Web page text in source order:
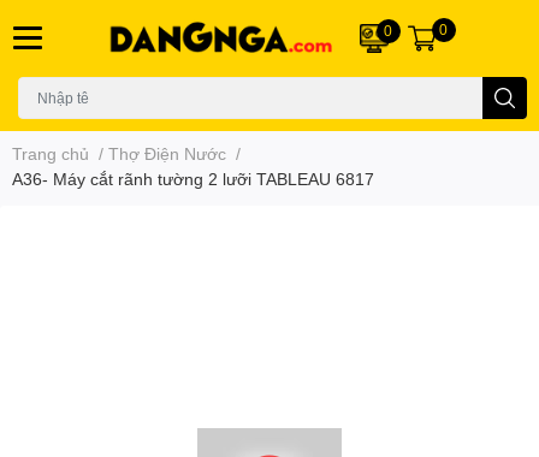
0 0
Trang chủ / Thợ Điện Nước /
A36- Máy cắt rãnh tường 2 lưỡi TABLEAU 6817